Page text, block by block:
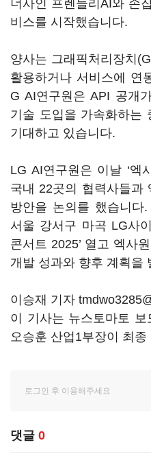
너사인 프렌들리AI와 손
비스를 시작했습니다.
양사는 그래픽처리장치
활용하거나 서비스에 연
G AI연구원은 API 공개
기술 도입을 가속화하는
기대하고 있습니다.
LG AI연구원은 이날 ‘엑
국내 22곳의 협력사들과
방안을 논의를 했습니다
서울 강서구 마곡 LG사
콘서트 2025’ 열고 엑사
개발 성과와 향후 계획을
이승재 기자
이 기사는 뉴스토마토
오승훈 산업1부장이 최종
댓글 0